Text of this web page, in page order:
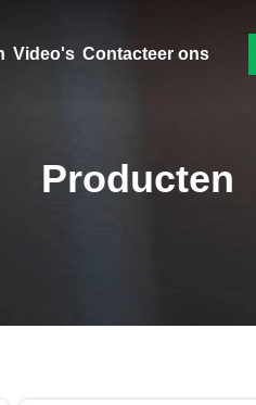
Video's Contacteer ons
Producten